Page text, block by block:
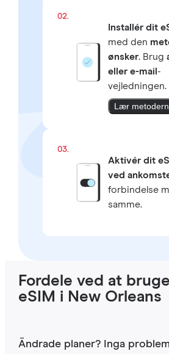
02.
Installér dit
med den
ønsker. Brug
eller e-mail -
vejledningen.
Lær
03.
Aktivér dit
ved
forbindelse
samme.
Fordele ved at
eSIM i New Orleans
Ändrade planer? Inga